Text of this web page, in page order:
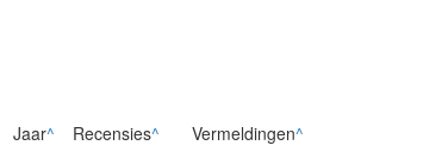
Jaar^ Recensies^ Vermeldingen^